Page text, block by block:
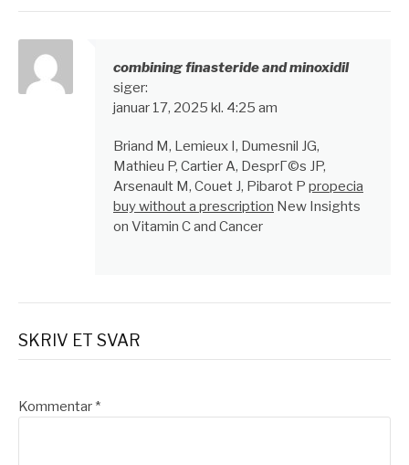
combining finasteride and minoxidil
siger:
januar 17, 2025 kl. 4:25 am
Briand M, Lemieux I, Dumesnil JG,
Mathieu P, Cartier A, DesprГ©s JP,
Arsenault M, Couet J, Pibarot P propecia
buy without a prescription New Insights
on Vitamin C and Cancer
SKRIV ET SVAR
Kommentar *